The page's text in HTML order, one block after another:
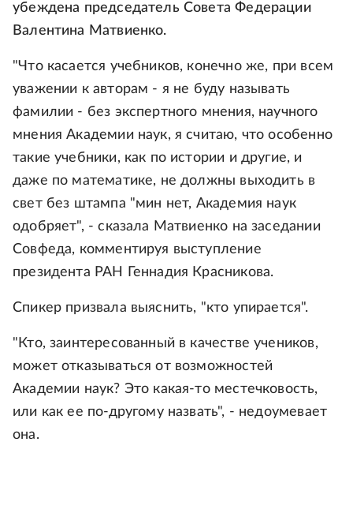
убеждена председатель Совета Федерации
Валентина Матвиенко.
"Что касается учебников, конечно же, при всем
уважении к авторам - я не буду называть
фамилии - без экспертного мнения, научного
мнения Академии наук, я считаю, что особенно
такие учебники, как по истории и другие, и
даже по математике, не должны выходить в
свет без штампа "мин нет, Академия наук
одобряет", - сказала Матвиенко на заседании
Совфеда, комментируя выступление
президента РАН Геннадия Красникова.
Спикер призвала выяснить, "кто упирается".
"Кто, заинтересованный в качестве учеников,
может отказываться от возможностей
Академии наук? Это какая-то местечковость,
или как ее по-другому назвать", - недоумевает
она.